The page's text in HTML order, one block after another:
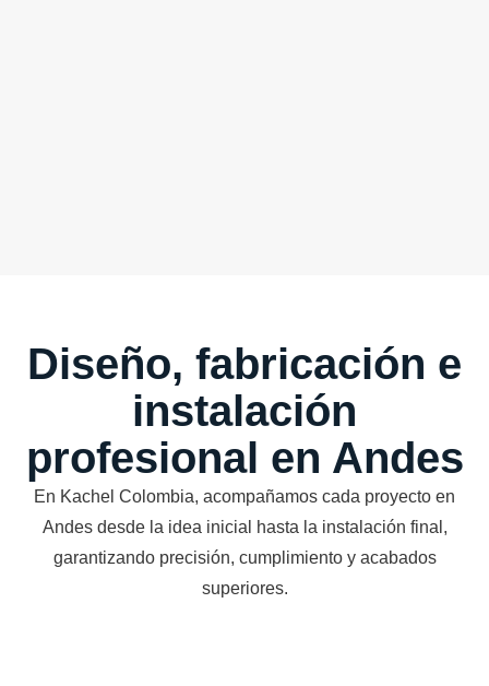
Diseño, fabricación e
instalación
profesional en Andes
En Kachel Colombia, acompañamos cada proyecto en
Andes desde la idea inicial hasta la instalación final,
garantizando precisión, cumplimiento y acabados
superiores.